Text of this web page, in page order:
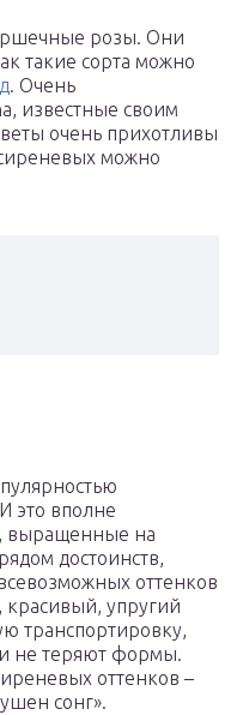
розы. Они
такие сорта можно
. Очень
известные своим
очень прихотливы
можно
это вполне
выращенные на
достоинств,
оттенков
упругий
транспортировку,
не теряют формы.
оттенков –
сонг».